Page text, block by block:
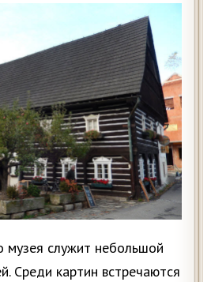
музея служит небольшой
Среди картин встречаются